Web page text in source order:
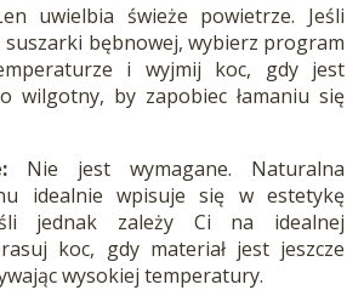
uwielbia świeże powietrze. Jeśli
suszarki bębnowej, wybierz program
i wyjmij koc, gdy jest
wilgotny, by zapobiec łamaniu się
Nie jest wymagane. Naturalna
idealnie wpisuje się w estetykę
jednak zależy Ci na idealnej
koc, gdy materiał jest jeszcze
wysokiej temperatury.